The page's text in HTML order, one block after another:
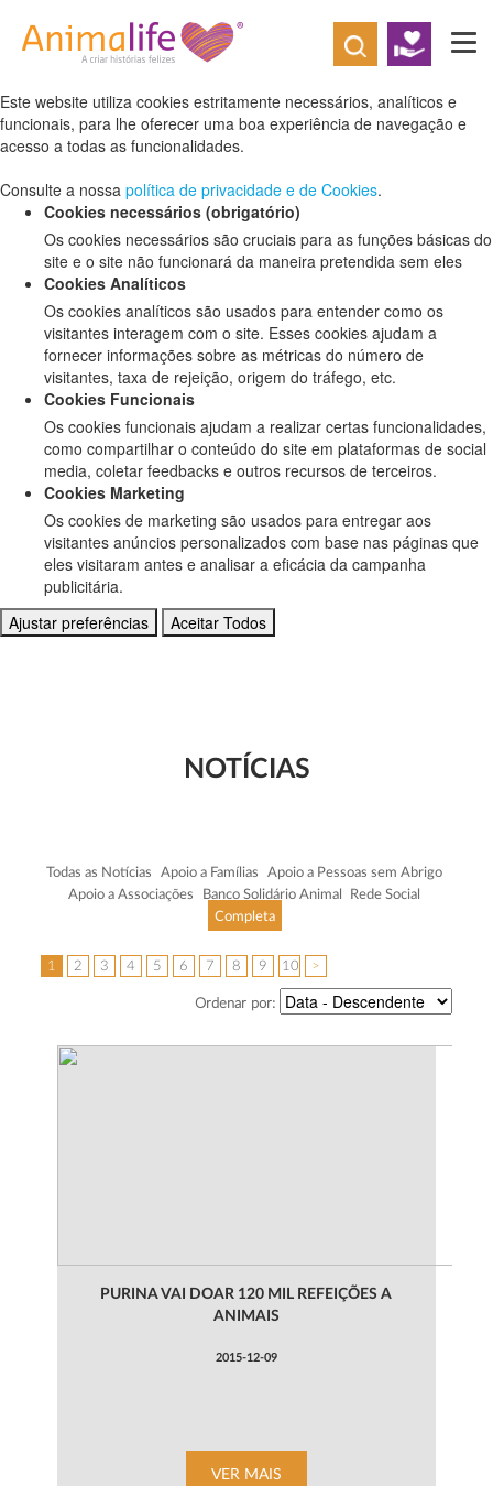
Defina as suas preferências de cookies
para este website.
Este website utiliza cookies estritamente necessários, analíticos e
funcionais, para lhe oferecer uma boa experiência de navegação e
acesso a todas as funcionalidades.
Consulte a nossa política de privacidade e de Cookies.
Cookies necessários (obrigatório)
Os cookies necessários são cruciais para as funções básicas do
site e o site não funcionará da maneira pretendida sem eles
Cookies Analíticos
Os cookies analíticos são usados para entender como os
visitantes interagem com o site. Esses cookies ajudam a
fornecer informações sobre as métricas do número de
visitantes, taxa de rejeição, origem do tráfego, etc.
Cookies Funcionais
Os cookies funcionais ajudam a realizar certas funcionalidades,
como compartilhar o conteúdo do site em plataformas de social
media, coletar feedbacks e outros recursos de terceiros.
Cookies Marketing
Os cookies de marketing são usados para entregar aos
visitantes anúncios personalizados com base nas páginas que
eles visitaram antes e analisar a eficácia da campanha
publicitária.
Ajustar preferências
Aceitar Todos
NOTÍCIAS
Todas as Notícias Apoio a Famílias Apoio a Pessoas sem Abrigo
Apoio a Associações
Banco Solidário Animal Rede Social
Completa
1 2 3 4 5 6 7 8 9 10 >
Ordenar por:
PURINA VAI DOAR 120 MIL REFEIÇÕES A
ANIMAIS
2015-12-09
VER MAIS